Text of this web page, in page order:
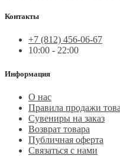
Контакты
+7 (812) 456-06-67
10:00 - 22:00
Информация
О нас
Правила продажи
Сувениры на заказ
Возврат товара
Публичная оферта
Связаться с нами